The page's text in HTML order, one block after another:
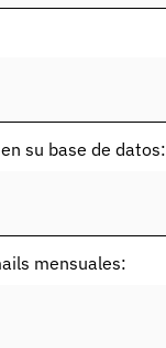
su base de datos:
mensuales: